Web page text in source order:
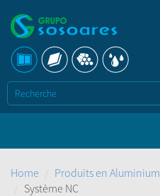
Home Produits en Aluminium
Système NC